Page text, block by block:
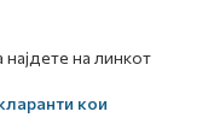
на линкот
кои